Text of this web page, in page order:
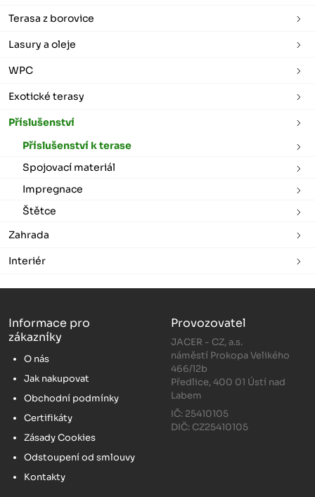
Terasa z borovice
Lasury a oleje
WPC
Exotické terasy
Příslušenství
Příslušenství k terase
Spojovací materiál
Impregnace
Štětce
Zahrada
Interiér
Informace pro
zákazníky
O nás
Jak nakupovat
Obchodní podmínky
Certifikáty
Zásady Cookies
Odstoupení od smlouvy
Kontakty
Provozovatel
JACER - CZ, a.s.
náměstí Prokopa Velikého
466/12b
Předlice, 400 01 Ústí nad
Labem
IČ: 25410105
DIČ: CZ25410105